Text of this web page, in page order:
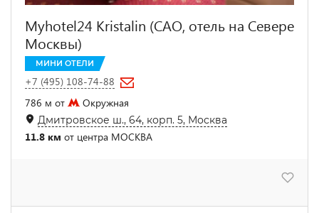
Myhotel24 Kristalin (САО, отель на Севере
Москвы)
МИНИ ОТЕЛИ
+7 (495) 108-74-88
786 м от
Окружная
Дмитровское ш., 64, корп. 5, Москва
11.8 км от центра МОСКВА